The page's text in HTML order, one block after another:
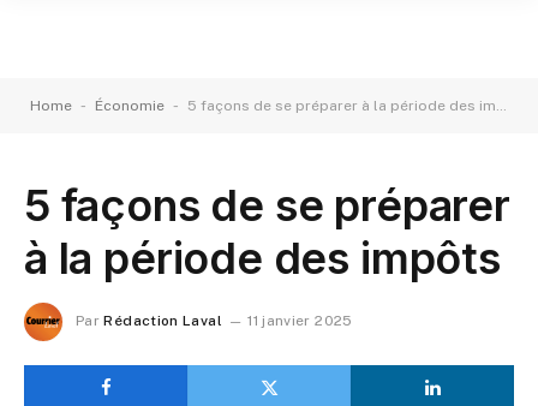
Home - Économie - 5 façons de se préparer à la période des impôts
5 façons de se préparer
à la période des impôts
Par Rédaction Laval 11 janvier 2025